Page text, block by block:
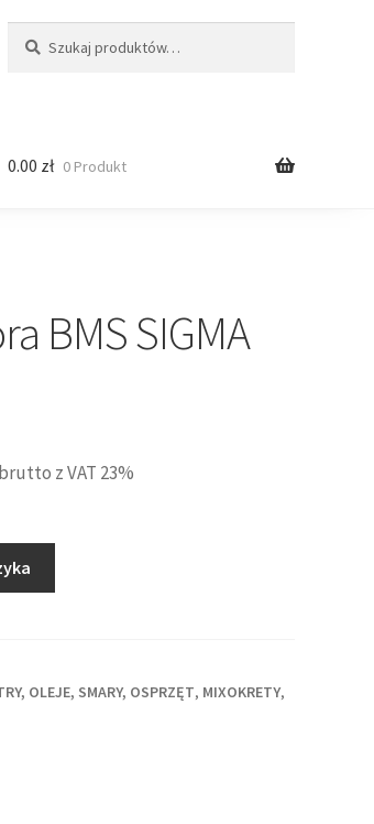
0.00 zł 0 Produkt
BMS SIGMA
brutto z VAT 23%
OLEJE, SMARY, OSPRZĘT, MIXOKRETY,